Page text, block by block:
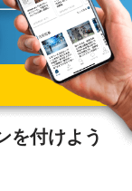
を付けよう